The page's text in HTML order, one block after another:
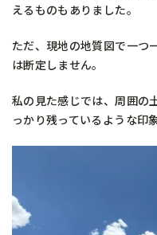
えるものもありました。
ただ、現地の地質図で一つ
は断定しません。
私の見た感じでは、周囲の
っかり残っているような印